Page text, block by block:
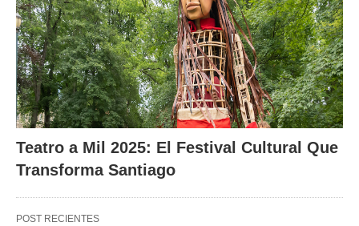
Teatro a Mil 2025: El Festival Cultural Que
Transforma Santiago
POST RECIENTES